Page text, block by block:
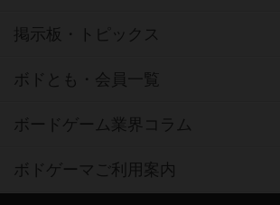
掲示板・トピックス
ボドとも・会員一覧
ボードゲーム業界コラム
ボドゲーマご利用案内